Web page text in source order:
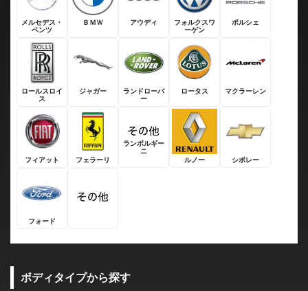
メルセデス・
ベンツ
ＢＭＷ アウディ
フォルクスワ
ーゲン
ポルシェ
ロールスロイ
ス
ジャガー
ランドローバ
ー
ロータス マクラーレン
フィアット フェラーリ
ランボルギー
ニ
ルノー
シボレー
フォード
ボディタイプから探す